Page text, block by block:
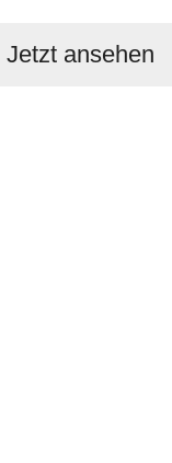
Jetzt ansehen